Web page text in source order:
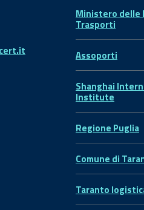
Ministero
Trasporti
Assoporti
Shanghai
Institute
Regione Puglia
Comune di
Taranto